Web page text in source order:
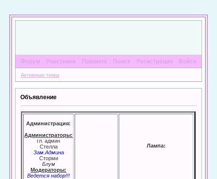
Форум Участники Правила Поиск Регистрация Войти
Активные темы
Объявление
Администрация:
Администраторы:
гл. админ
Стелла
Зам.Админа
Сторми
Блум
Модераторы:
Ведется набор!!!
Лампа: